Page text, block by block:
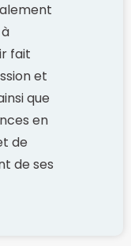
fait
et
que
en
de
de ses